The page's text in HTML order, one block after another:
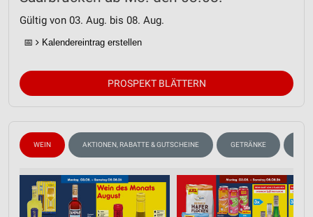
Gültig von 03. Aug. bis 08. Aug.
📅 Kalendereintrag erstellen
PROSPEKT BLÄTTERN
WEIN AKTIONEN, RABATTE & GUTSCHEINE GETRÄNKE